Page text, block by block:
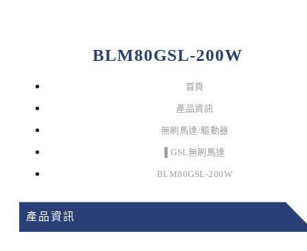
BLM80GSL-200W
首頁
產品資訊
無刷馬達/驅動器
▌GSL無刷馬達
BLM80GSL-200W
產品資訊